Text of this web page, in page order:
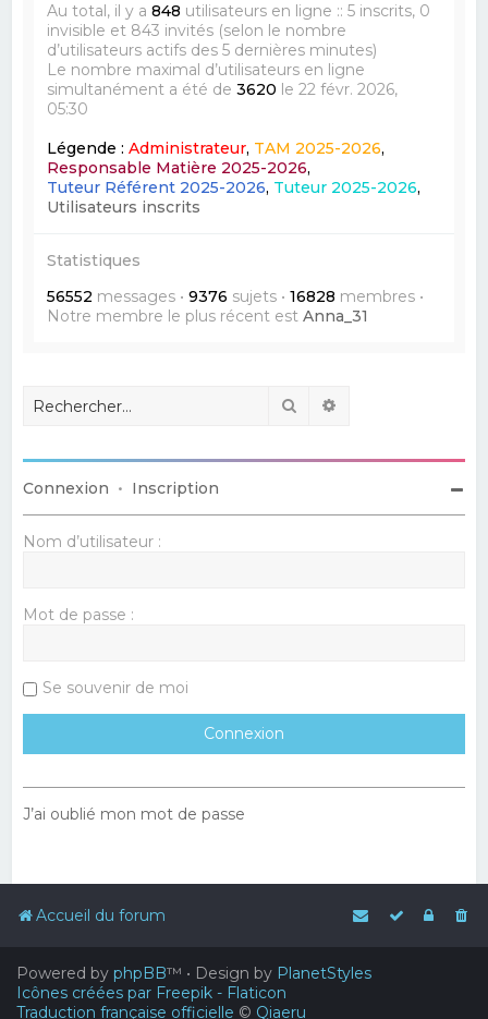
Au total, il y a848 utilisateurs en ligne :: 5 inscrits, 0
invisible et 843 invités (selon le nombre
d’utilisateurs actifs des 5 dernières minutes)
Le nombre maximal d’utilisateurs en ligne
simultanément a été de3620 le 22 févr. 2026,
05:30
Légende :Administrateur, TAM 2025-2026,
Responsable Matière 2025-2026,
Tuteur Référent 2025-2026, Tuteur 2025-2026,
Utilisateurs inscrits
Statistiques
56552 messages •9376 sujets •16828 membres •
Notre membre le plus récent estAnna_31
Rechercher
Connexion • Inscription
Nom d’utilisateur :
Mot de passe :
Se souvenir de moi
J’ai oublié mon mot de passe
Accueil du forum
Powered by phpBB™ • Design by PlanetStyles
Icônes créées par Freepik - Flaticon
Traduction française officielle © Qiaeru